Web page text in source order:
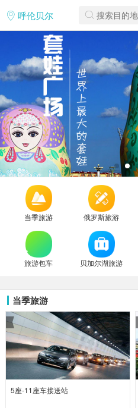
呼伦贝尔
当季旅游 俄罗斯旅游
旅游包车 贝加尔湖旅游
当季旅游
5座-11座车接送站